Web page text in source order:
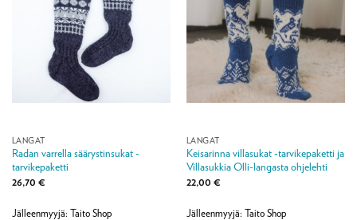
LANGAT
Radan varrella säärystinsukat -
tarvikepaketti
26,70 €
Jälleenmyyjä: Taito Shop
LANGAT
Keisarinna villasukat -tarvikepaketti ja
Villasukkia Olli-langasta ohjelehti
22,00 €
Jälleenmyyjä: Taito Shop